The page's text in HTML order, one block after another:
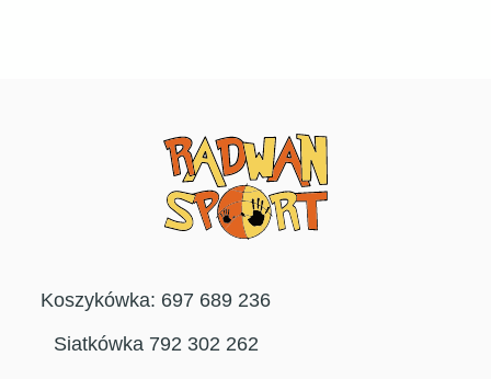
Koszykówka: 697 689 236
Siatkówka 792 302 262